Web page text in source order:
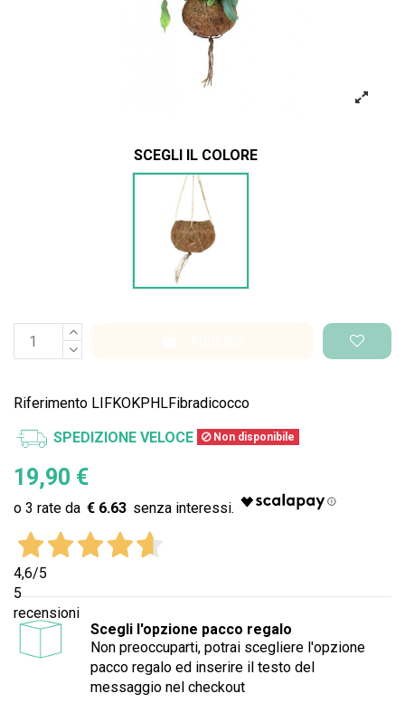
SCEGLI IL COLORE
Fibra di cocco
Riferimento LIFKOKPHLFibradicocco
SPEDIZIONE VELOCE Non disponibile
19,90 €
€ 6.63
4,6/5
5
recensioni
Scegli l'opzione pacco regalo
Non preoccuparti, potrai scegliere l'opzione
pacco regalo ed inserire il testo del
messaggio nel checkout